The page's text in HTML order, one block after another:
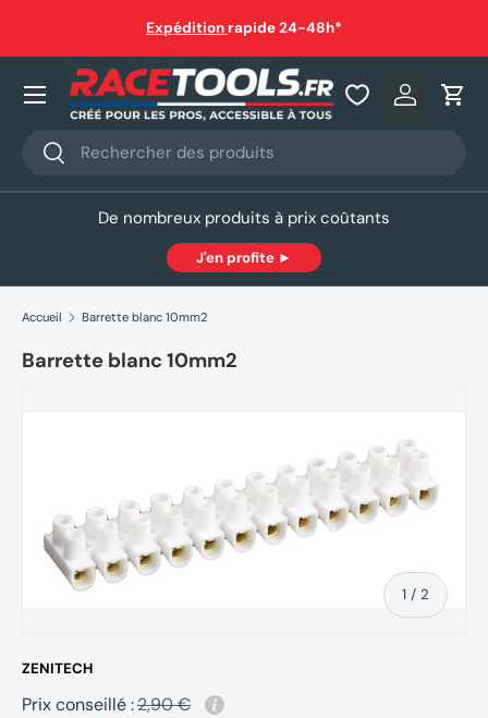
Aller au contenu
Expédition rapide 24-48h*
Recherche
Rechercher
Se
Nos produits
De nombreux produits à prix coûtants
J'en profite ►
Accueil Barrette blanc 10mm2
Barrette blanc 10mm2
1 / de
2
ZENITECH
Prix conseillé :2,90 €